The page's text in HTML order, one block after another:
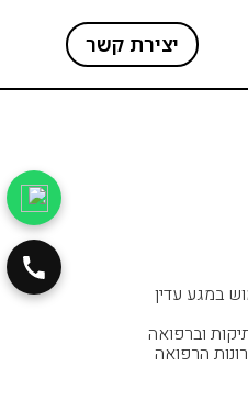
יצירת קשר
במגע עדין
באמנויות לחימה עתיקות וברפואה
בפיזיותרפיה עם עקרונות הרפואה